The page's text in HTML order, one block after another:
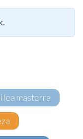
masterra